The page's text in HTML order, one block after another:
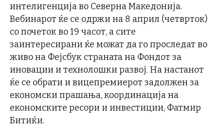
интелигенција во Северна Македонија.
Вебинарот ќе се одржи на 8 април (четврток)
со почеток во 19 часот, a сите
заинтересирани ќе можат да го проследат во
живо на Фејсбук страната на Фондот за
иновации и технолошки развој. На настанот
ќе се обрати и вицепремиерот задолжен за
економски прашања, координација на
економските ресори и инвестиции, Фатмир
Битиќи.